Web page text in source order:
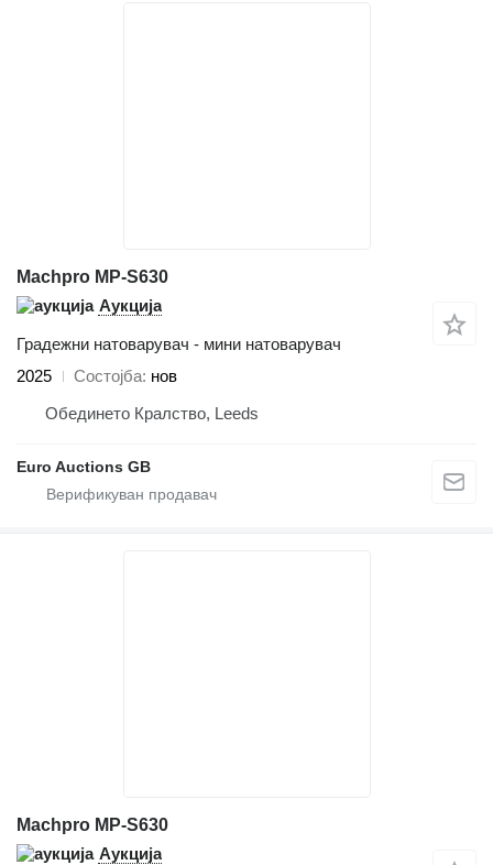
Machpro MP-S630
Аукција
Градежни натоварувач - мини натоварувач
2025
Состојба нов
Обединето Кралство, Leeds
Euro Auctions GB
Machpro MP-S630
Аукција